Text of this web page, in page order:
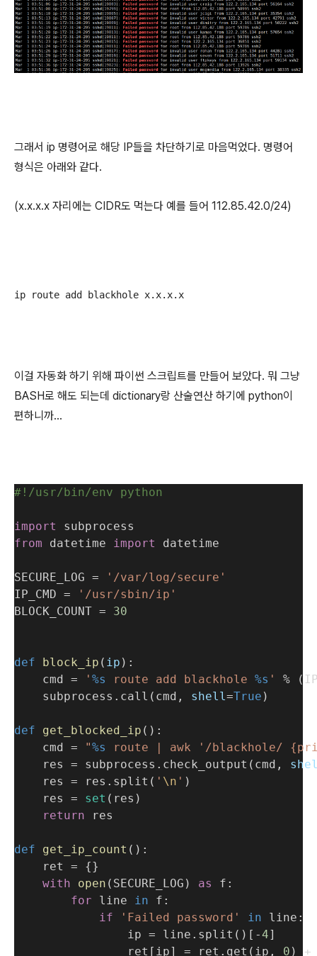
그래서 ip 명령어로 해당 IP들을 차단하기로 마음먹었다. 명령어
형식은 아래와 같다.
(x.x.x.x 자리에는 CIDR도 먹는다 예를 들어 112.85.42.0/24)
ip route add blackhole x.x.x.x
이걸 자동화 하기 위해 파이썬 스크립트를 만들어 보았다. 뭐 그냥
BASH로 해도 되는데 dictionary랑 산술연산 하기에 python이
편하니까...
#!/usr/bin/env python
import
subprocess
from datetime import datetime
SECURE_LOG =
'/var/log/secure'
IP_CMD =
'/usr/sbin/ip'
BLOCK_COUNT = 30
def block_ip ( ip ):
    cmd =
' %s route add blackhole %s '
%
    subprocess.call(cmd,
shell=True )
def get_blocked_ip ():
    cmd =
"%s
route | awk '/blackhole/
    res = subprocess.check_output(cmd,
    res = res.split(
' \n ' )
    res =
set (res)
return res
def get_ip_count ():
    ret = {}
with
open (SECURE_LOG) as
f:
for line in f:
if
'Failed password' in line:
                ip = line.split()[-
4]
                ret[ip] = ret.get(ip,
0 )